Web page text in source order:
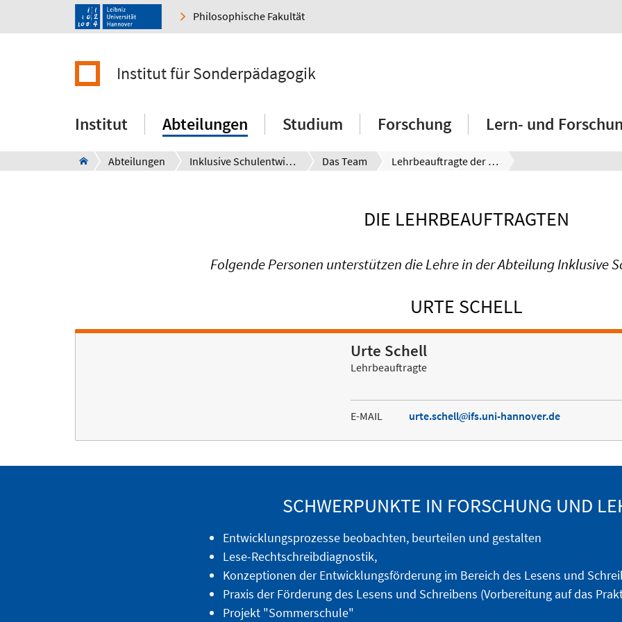
Philosophische Fakultät
Institut für Sonderpädagogik
Institut Abteilungen Studium Forschung Lern- und
Abteilungen Inklusive Schulentwicklung Das Team Lehrbeauftragte der Abteilung
DIE LEHRBEAUFTRAGTEN
Folgende Personen unterstützen die Lehre in der Abteilung Inklusive
URTE SCHELL
Urte Schell
Lehrbeauftragte
E-MAIL urte.schell ifs.uni-hannover.de
SCHWERPUNKTE IN FORSCHUNG UND
Entwicklungsprozesse beobachten, beurteilen und gestalten
Lese-Rechtschreibdiagnostik,
Konzeptionen der Entwicklungsförderung im Bereich des Lesens und
Praxis der Förderung des Lesens und Schreibens (Vorbereitung auf das
Projekt "Sommerschule"